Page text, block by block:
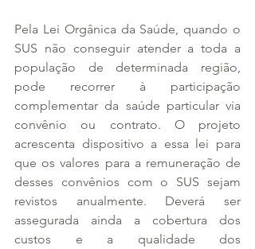
Pela Lei Orgânica da Saúde, quando o
SUS não conseguir atender a toda a
população de determinada região,
pode recorrer à participação
complementar da saúde particular via
convênio ou contrato. O projeto
acrescenta dispositivo a essa lei para
que os valores para a remuneração de
desses convênios com o SUS sejam
revistos anualmente. Deverá ser
assegurada ainda a cobertura dos
custos e a qualidade dos